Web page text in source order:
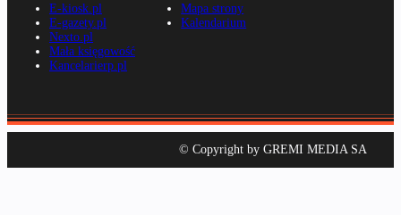
E-kiosk.pl
E-gazety.pl
Nexto.pl
Mała księgowość
Kancelarierp.pl
Mapa strony
Kalendarium
© Copyright by GREMI MEDIA SA